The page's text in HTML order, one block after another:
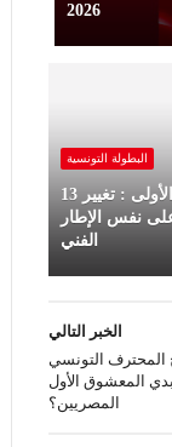
2026
البطولة ‏التونسية
بورصة مدربي أندية الرابطة المحترفة الأولى : تغيير 13
تحافظ على نفس الإطار
الفني
الخبر التالي
المحترف التونسي
المعشوق الأول
المصريين؟